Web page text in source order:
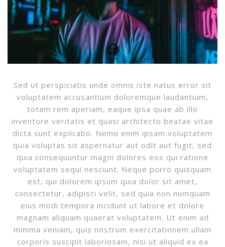
Sed ut perspiciatis unde omnis iste natus error sit
voluptatem accusantium doloremque laudantium,
totam rem aperiam, eaque ipsa quae ab illo
inventore veritatis et quasi architecto beatae vitae
dicta sunt explicabo. Nemo enim ipsam voluptatem
quia voluptas sit aspernatur aut odit aut fugit, sed
quia consequuntur magni dolores eos qui ratione
voluptatem sequi nesciunt. Neque porro quisquam
est, qui dolorem ipsum quia dolor sit amet,
consectetur, adipisci velit, sed quia non numquam
eius modi tempora incidunt ut labore et dolore
magnam aliquam quaerat voluptatem. Ut enim ad
minima veniam, quis nostrum exercitationem ullam
corporis suscipit laboriosam, nisi ut aliquid ex ea